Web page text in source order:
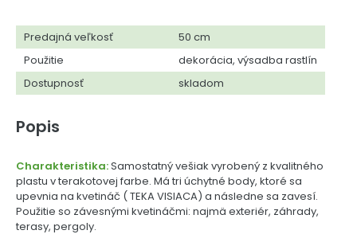
Predajná veľkosť
50 cm
Použitie
dekorácia, výsadba rastlín
Dostupnosť
skladom
Popis
Charakteristika:Samostatný vešiak vyrobený z kvalitného
plastu v terakotovej farbe. Má tri úchytné body, ktoré sa
upevnia na kvetináč ( TEKA VISIACA) a následne sa zavesí.
Použitie so závesnými kvetináčmi: najmä exteriér, záhrady,
terasy, pergoly.